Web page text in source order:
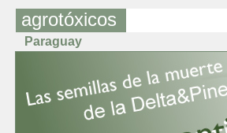
agrotóxicos
Paraguay